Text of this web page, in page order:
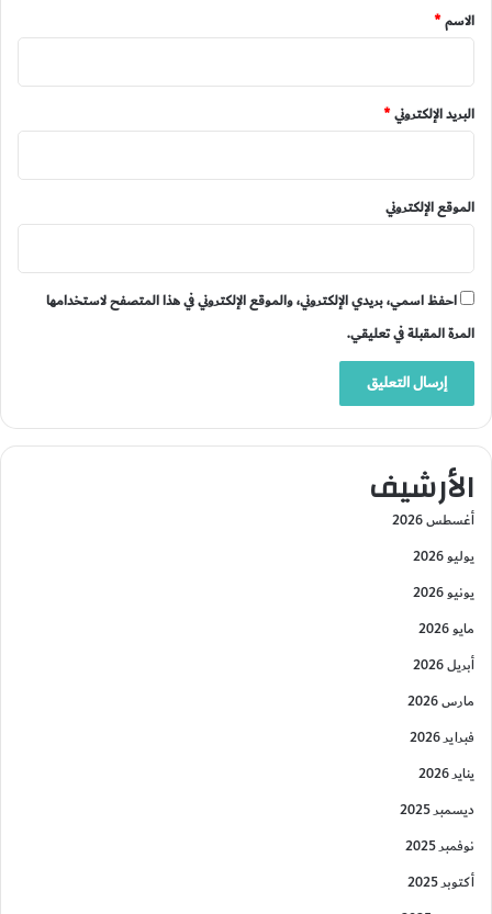
*
الاسم*
البريد الإلكتروني*
الموقع الإلكتروني
احفظ اسمي، بريدي الإلكتروني، والموقع الإلكتروني في هذا المتصفح لاستخدامها
المرة المقبلة في تعليقي.
الأرشيف
أغسطس 2026
يوليو 2026
يونيو 2026
مايو 2026
أبريل 2026
مارس 2026
فبراير 2026
يناير 2026
ديسمبر 2025
نوفمبر 2025
أكتوبر 2025